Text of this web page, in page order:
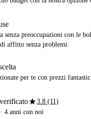
senza preoccupazioni con le
affitto senza problemi.
per te con prezzi
verificatostar3.8 (11)
· 4 anni con noi